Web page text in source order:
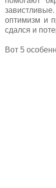
оптимизм и
сдался и
Вот 5